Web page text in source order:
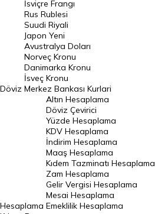
Riyal Kuru
Avustralya Doları
Danimarka Kronu Kuru
Kanada Doları Kuru
Norveç Kronu Kuru
İsveç Kronu Kuru
Japon Yeni Kuru
Serbest Piyasa Döviz Kurları
Merkez Bankası Döviz Kurları
Altın Fiyatları
Döviz
İsviçre Frangı
Rus Rublesi
Suudi Riyali
Japon Yeni
Avustralya Doları
Norveç Kronu
Danimarka Kronu
İsveç Kronu
Merkez Bankası Kurlari
Hesaplama
Altın Hesaplama
Döviz Çevirici
Yüzde Hesaplama
KDV Hesaplama
İndirim Hesaplama
Maaş Hesaplama
Kıdem Tazminatı Hesaplama
Zam Hesaplama
Gelir Vergisi Hesaplama
Mesai Hesaplama
Emeklilik Hesaplama